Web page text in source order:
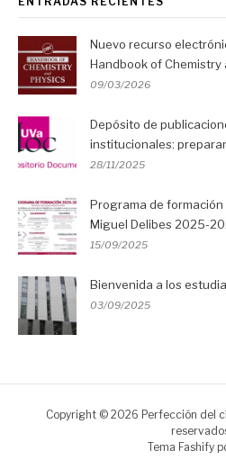
Nuevo recurso
Handbook of Chemistry
09/03/2026
Depósito de
institucionales:
28/11/2025
Programa de formación
Miguel Delibes 2025-
15/09/2025
Bienvenida a los
03/09/2025
Copyright © 2026 Perfección del
Tema Fashify